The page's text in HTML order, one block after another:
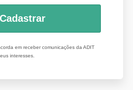
Cadastrar
em receber comunicações da ADIT
interesses.